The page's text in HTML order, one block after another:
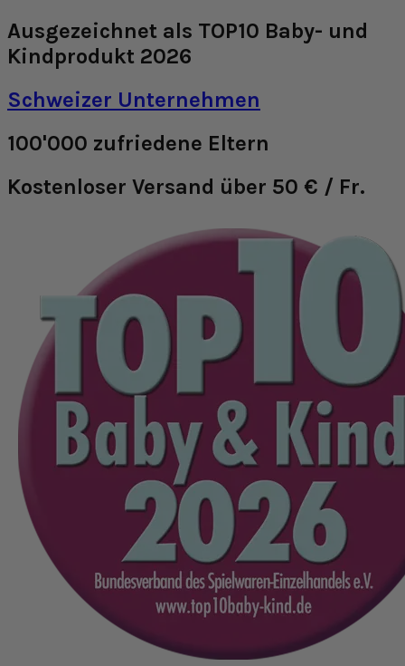
Ausgezeichnet als TOP10 Baby- und
Kindprodukt 2026
Schweizer Unternehmen
100'000 zufriedene Eltern
Kostenloser Versand über 50 € / Fr.